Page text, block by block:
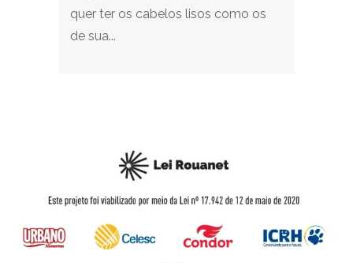
quer ter os cabelos lisos como os
de sua...